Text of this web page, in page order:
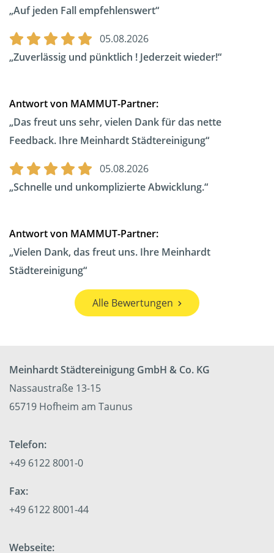
Auf jeden Fall empfehlenswert
05.08.2026
Zuverlässig und pünktlich ! Jederzeit wieder!
Antwort von MAMMUT-Partner:
Das freut uns sehr, vielen Dank für das nette
Feedback. Ihre Meinhardt Städtereinigung
05.08.2026
Schnelle und unkomplizierte Abwicklung.
Antwort von MAMMUT-Partner:
Vielen Dank, das freut uns. Ihre Meinhardt
Städtereinigung
Alle Bewertungen
Meinhardt Städtereinigung GmbH & Co. KG
Nassaustraße 13-15
65719 Hofheim am Taunus
Telefon:
+49 6122 8001-0
Fax:
+49 6122 8001-44
Webseite: